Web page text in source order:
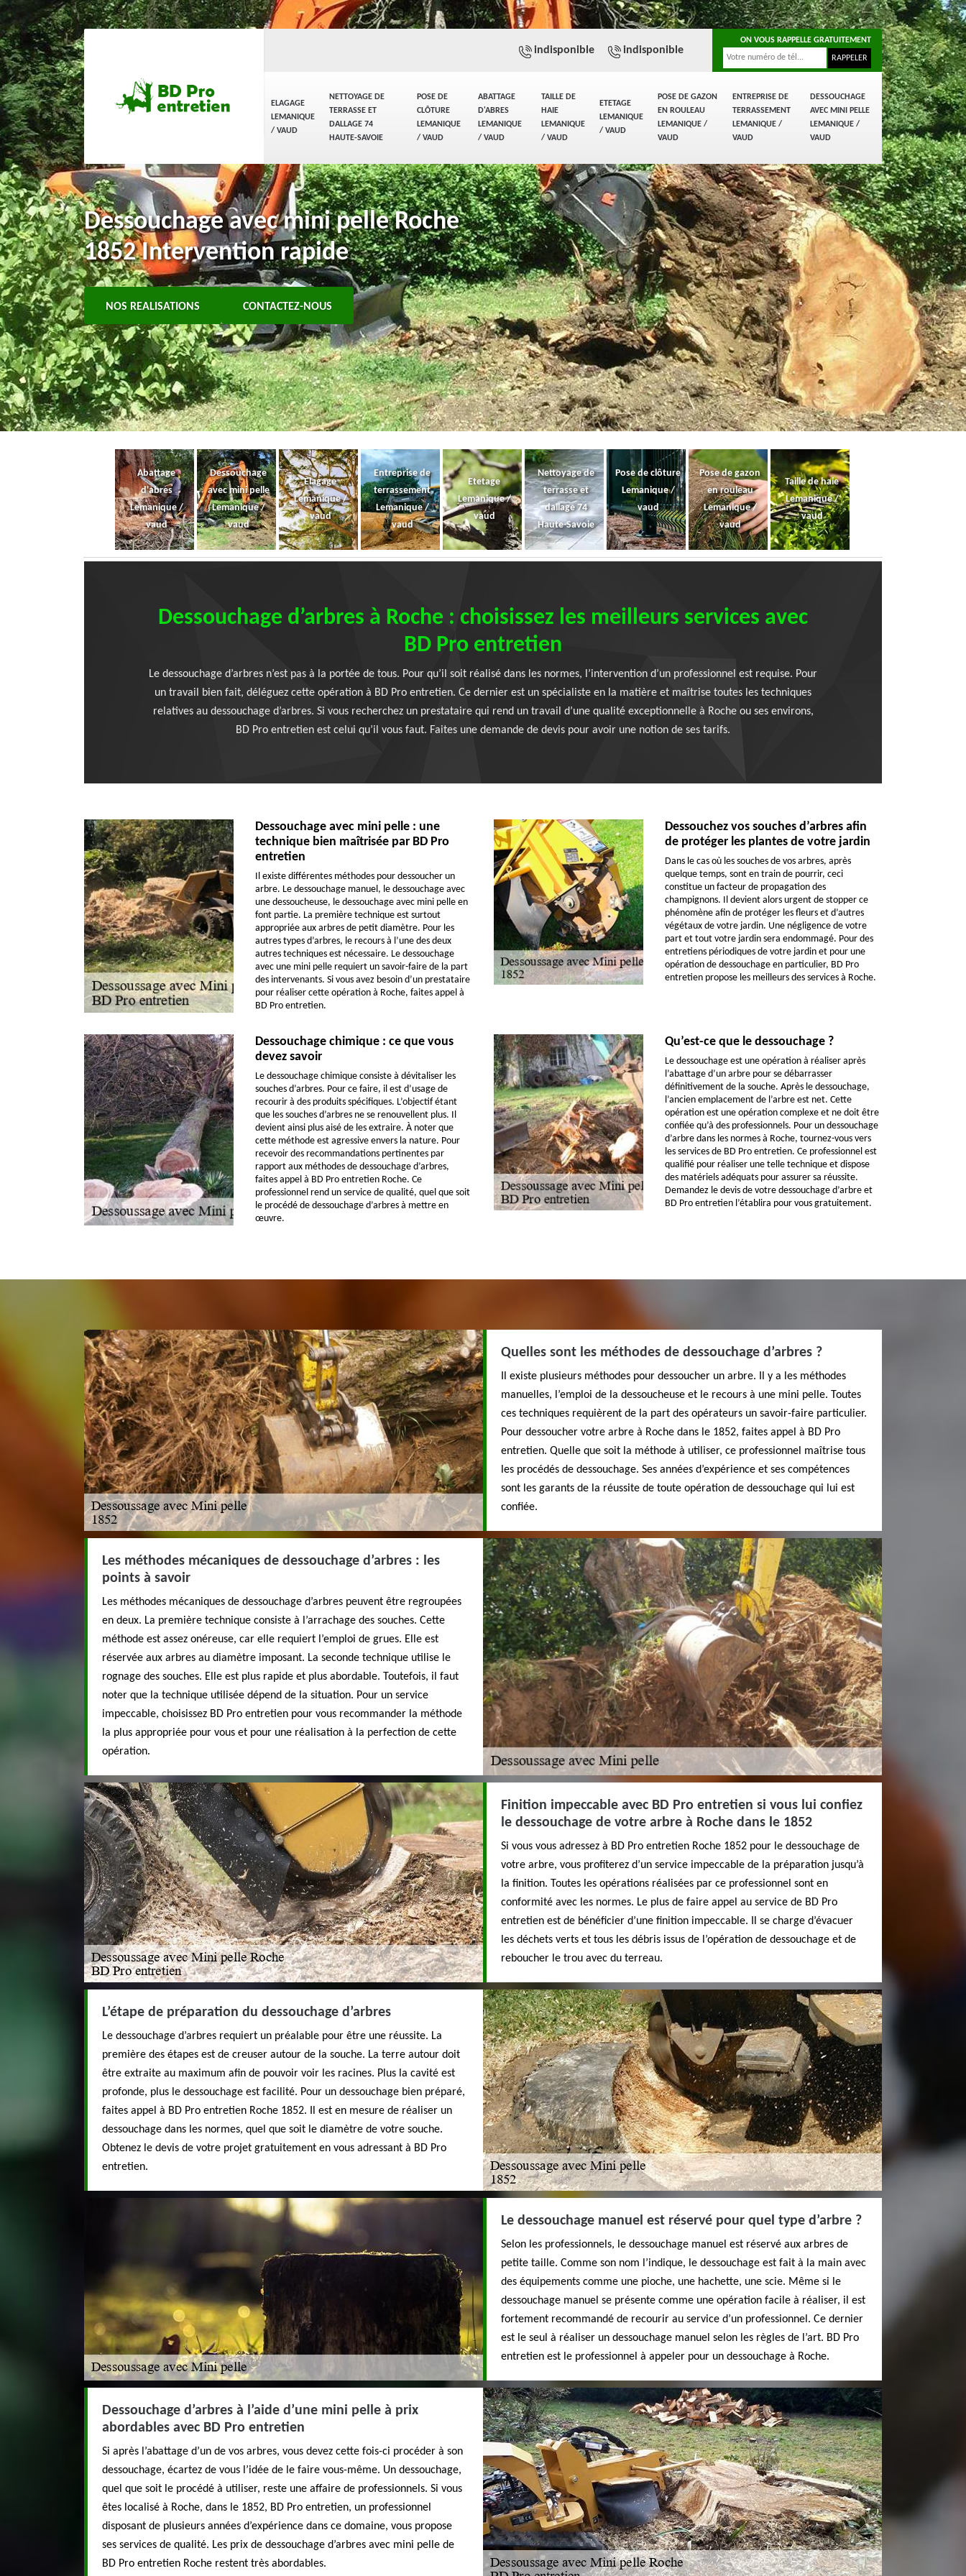
ELAGAGE
LEMANIQUE
/ VAUD
NETTOYAGE DE
TERRASSE ET
DALLAGE 74
HAUTE-SAVOIE
POSE DE
CLÔTURE
LEMANIQUE
/ VAUD
ABATTAGE
D'ABRES
LEMANIQUE
/ VAUD
TAILLE DE
HAIE
LEMANIQUE
/ VAUD
ETETAGE
LEMANIQUE
/ VAUD
POSE DE GAZON
EN ROULEAU
LEMANIQUE /
VAUD
ENTREPRISE DE
TERRASSEMENT
LEMANIQUE /
VAUD
DESSOUCHAGE
AVEC MINI PELLE
LEMANIQUE /
VAUD
indisponible indisponible
ON VOUS RAPPELLE GRATUITEMENT
Dessouchage avec mini pelle Roche
1852 Intervention rapide
NOS REALISATIONS CONTACTEZ-NOUS
Abattage
d'abres
Lemanique /
vaud
Dessouchage
avec mini pelle
Lemanique /
vaud
Elagage
Lemanique /
vaud
Entreprise de
terrassement
Lemanique /
vaud
Etetage
Lemanique /
vaud
Nettoyage de
terrasse et
dallage 74
Haute-Savoie
Pose de clôture
Lemanique /
vaud
Pose de gazon
en rouleau
Lemanique /
vaud
Taille de haie
Lemanique /
vaud
Dessouchage d’arbres à Roche : choisissez les meilleurs services avec
BD Pro entretien
Le dessouchage d’arbres n’est pas à la portée de tous. Pour qu’il soit réalisé dans les normes, l’intervention d’un professionnel est requise. Pour
un travail bien fait, déléguez cette opération à BD Pro entretien. Ce dernier est un spécialiste en la matière et maîtrise toutes les techniques
relatives au dessouchage d’arbres. Si vous recherchez un prestataire qui rend un travail d’une qualité exceptionnelle à Roche ou ses environs,
BD Pro entretien est celui qu’il vous faut. Faites une demande de devis pour avoir une notion de ses tarifs.
Dessouchage avec mini pelle : une
technique bien maîtrisée par BD Pro
entretien
Il existe différentes méthodes pour dessoucher un
arbre. Le dessouchage manuel, le dessouchage avec
une dessoucheuse, le dessouchage avec mini pelle en
font partie. La première technique est surtout
appropriée aux arbres de petit diamètre. Pour les
autres types d’arbres, le recours à l’une des deux
autres techniques est nécessaire. Le dessouchage
avec une mini pelle requiert un savoir-faire de la part
des intervenants. Si vous avez besoin d’un prestataire
pour réaliser cette opération à Roche, faites appel à
BD Pro entretien.
Dessouchez vos souches d’arbres afin
de protéger les plantes de votre jardin
Dans le cas où les souches de vos arbres, après
quelque temps, sont en train de pourrir, ceci
constitue un facteur de propagation des
champignons. Il devient alors urgent de stopper ce
phénomène afin de protéger les fleurs et d’autres
végétaux de votre jardin. Une négligence de votre
part et tout votre jardin sera endommagé. Pour des
entretiens périodiques de votre jardin et pour une
opération de dessouchage en particulier, BD Pro
entretien propose les meilleurs des services à Roche.
Dessouchage chimique : ce que vous
devez savoir
Le dessouchage chimique consiste à dévitaliser les
souches d’arbres. Pour ce faire, il est d’usage de
recourir à des produits spécifiques. L’objectif étant
que les souches d’arbres ne se renouvellent plus. Il
devient ainsi plus aisé de les extraire. À noter que
cette méthode est agressive envers la nature. Pour
recevoir des recommandations pertinentes par
rapport aux méthodes de dessouchage d’arbres,
faites appel à BD Pro entretien Roche. Ce
professionnel rend un service de qualité, quel que soit
le procédé de dessouchage d’arbres à mettre en
œuvre.
Qu’est-ce que le dessouchage ?
Le dessouchage est une opération à réaliser après
l’abattage d’un arbre pour se débarrasser
définitivement de la souche. Après le dessouchage,
l’ancien emplacement de l’arbre est net. Cette
opération est une opération complexe et ne doit être
confiée qu’à des professionnels. Pour un dessouchage
d’arbre dans les normes à Roche, tournez-vous vers
les services de BD Pro entretien. Ce professionnel est
qualifié pour réaliser une telle technique et dispose
des matériels adéquats pour assurer sa réussite.
Demandez le devis de votre dessouchage d’arbre et
BD Pro entretien l’établira pour vous gratuitement.
Quelles sont les méthodes de dessouchage d’arbres ?
Il existe plusieurs méthodes pour dessoucher un arbre. Il y a les méthodes
manuelles, l’emploi de la dessoucheuse et le recours à une mini pelle. Toutes
ces techniques requièrent de la part des opérateurs un savoir-faire particulier.
Pour dessoucher votre arbre à Roche dans le 1852, faites appel à BD Pro
entretien. Quelle que soit la méthode à utiliser, ce professionnel maîtrise tous
les procédés de dessouchage. Ses années d’expérience et ses compétences
sont les garants de la réussite de toute opération de dessouchage qui lui est
confiée.
Les méthodes mécaniques de dessouchage d’arbres : les
points à savoir
Les méthodes mécaniques de dessouchage d’arbres peuvent être regroupées
en deux. La première technique consiste à l’arrachage des souches. Cette
méthode est assez onéreuse, car elle requiert l’emploi de grues. Elle est
réservée aux arbres au diamètre imposant. La seconde technique utilise le
rognage des souches. Elle est plus rapide et plus abordable. Toutefois, il faut
noter que la technique utilisée dépend de la situation. Pour un service
impeccable, choisissez BD Pro entretien pour vous recommander la méthode
la plus appropriée pour vous et pour une réalisation à la perfection de cette
opération.
Finition impeccable avec BD Pro entretien si vous lui confiez
le dessouchage de votre arbre à Roche dans le 1852
Si vous vous adressez à BD Pro entretien Roche 1852 pour le dessouchage de
votre arbre, vous profiterez d’un service impeccable de la préparation jusqu’à
la finition. Toutes les opérations réalisées par ce professionnel sont en
conformité avec les normes. Le plus de faire appel au service de BD Pro
entretien est de bénéficier d’une finition impeccable. Il se charge d’évacuer
les déchets verts et tous les débris issus de l’opération de dessouchage et de
reboucher le trou avec du terreau.
L’étape de préparation du dessouchage d’arbres
Le dessouchage d’arbres requiert un préalable pour être une réussite. La
première des étapes est de creuser autour de la souche. La terre autour doit
être extraite au maximum afin de pouvoir voir les racines. Plus la cavité est
profonde, plus le dessouchage est facilité. Pour un dessouchage bien préparé,
faites appel à BD Pro entretien Roche 1852. Il est en mesure de réaliser un
dessouchage dans les normes, quel que soit le diamètre de votre souche.
Obtenez le devis de votre projet gratuitement en vous adressant à BD Pro
entretien.
Le dessouchage manuel est réservé pour quel type d’arbre ?
Selon les professionnels, le dessouchage manuel est réservé aux arbres de
petite taille. Comme son nom l’indique, le dessouchage est fait à la main avec
des équipements comme une pioche, une hachette, une scie. Même si le
dessouchage manuel se présente comme une opération facile à réaliser, il est
fortement recommandé de recourir au service d’un professionnel. Ce dernier
est le seul à réaliser un dessouchage manuel selon les règles de l’art. BD Pro
entretien est le professionnel à appeler pour un dessouchage à Roche.
Dessouchage d’arbres à l’aide d’une mini pelle à prix
abordables avec BD Pro entretien
Si après l’abattage d’un de vos arbres, vous devez cette fois-ci procéder à son
dessouchage, écartez de vous l’idée de le faire vous-même. Un dessouchage,
quel que soit le procédé à utiliser, reste une affaire de professionnels. Si vous
êtes localisé à Roche, dans le 1852, BD Pro entretien, un professionnel
disposant de plusieurs années d’expérience dans ce domaine, vous propose
ses services de qualité. Les prix de dessouchage d’arbres avec mini pelle de
BD Pro entretien Roche restent très abordables.